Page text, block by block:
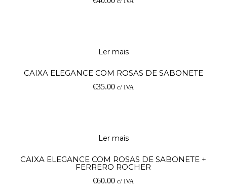
Ler mais
CAIXA ELEGANCE COM ROSAS DE SABONETE
€35.00 c/ IVA
Ler mais
CAIXA ELEGANCE COM ROSAS DE SABONETE +
FERRERO ROCHER
€60.00 c/ IVA